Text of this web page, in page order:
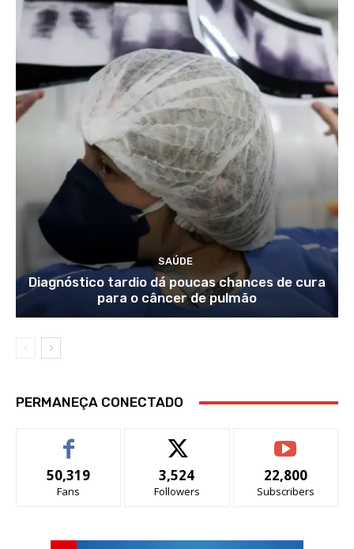
SAÚDE
Diagnóstico tardio dá poucas chances de cura
para o câncer de pulmão
PERMANEÇA CONECTADO
50,319
Fans
3,524
Followers
22,800
Subscribers